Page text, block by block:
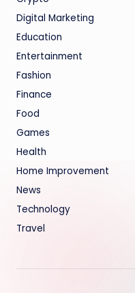
Digital Marketing
Education
Entertainment
Fashion
Finance
Food
Games
Health
Home Improvement
News
Technology
Travel